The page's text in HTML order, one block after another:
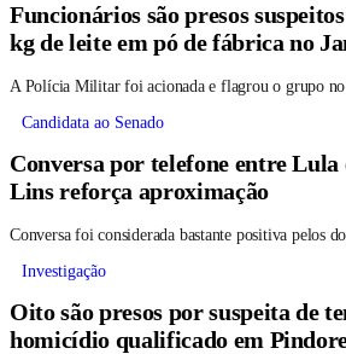
Funcionários são presos
kg de leite em pó de fábrica no
A Polícia Militar foi acionada e flagrou o grupo
Candidata ao Senado
Conversa por telefone entre
Lins reforça aproximação
Conversa foi considerada bastante positiva pelos
Investigação
Oito são presos por suspeita de
homicídio qualificado em